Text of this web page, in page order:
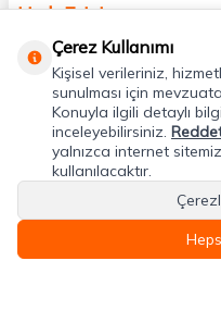
Hızlı Erişim
Uygulamalarımız
Adres & İletişim
Çerez Kullanımı
Kişisel verileriniz,
sunulması için
Konuyla ilgili detaylı
inceleyebilirsiniz.
yalnızca internet
kullanılacaktır.